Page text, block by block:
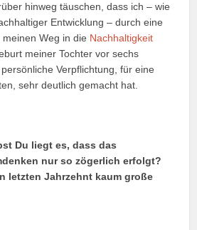
hinweg täuschen, dass ich – wie
Entwicklung – durch eine
Weg in die Nachhaltigkeit
meiner Tochter vor sechs
Verpflichtung, für eine
sehr deutlich gemacht hat.
Du liegt es, dass das
nur so zögerlich erfolgt?
letzten Jahrzehnt kaum große